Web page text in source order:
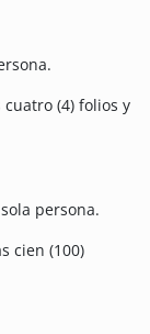
(4) folios y
persona.
cien (100)